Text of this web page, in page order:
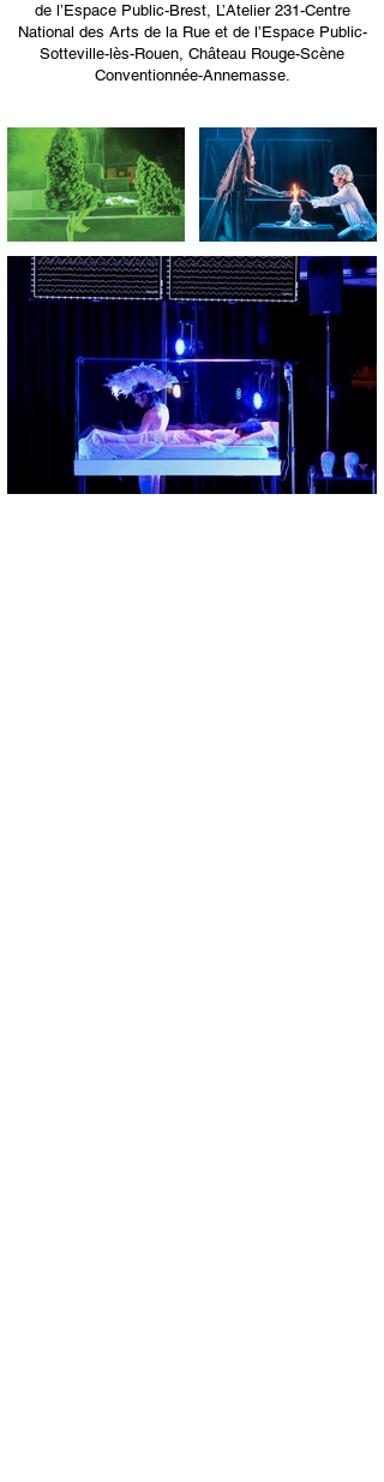
de l’Espace Public-Brest, L’Atelier 231-Centre
National des Arts de la Rue et de l’Espace Public-
Sotteville-lès-Rouen, Château Rouge-Scène
Conventionnée-Annemasse.